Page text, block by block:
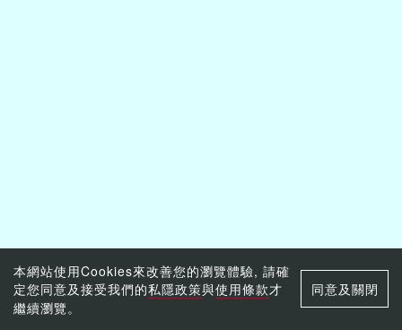
本網站使用Cookies來改善您的瀏覽體驗, 請確
定您同意及接受我們的私隱政策與使用條款才
繼續瀏覽。
同意及關閉